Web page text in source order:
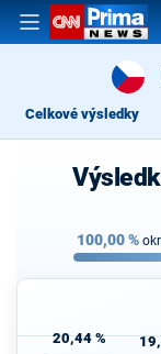
Celkové výsledky
100,00%
20,44 %